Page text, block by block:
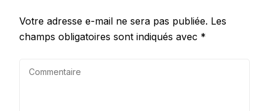
Votre adresse e-mail ne sera pas publiée. Les
champs obligatoires sont indiqués avec *